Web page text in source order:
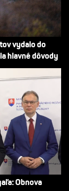
vydalo do
hlavné dôvody
Obnova